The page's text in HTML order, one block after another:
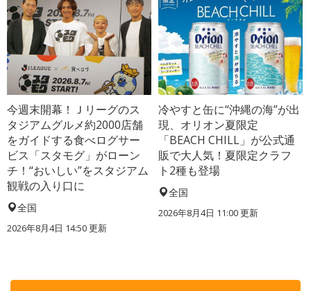
今週末開幕！Ｊリーグのス
タジアムグルメ約2000店舗
をガイドする食べログサー
ビス「スタモグ」がローン
チ！“おいしい”をスタジアム
観戦の入り口に
全国
2026年8月4日 14:50更新
冷やすと缶に“沖縄の海”が出
現、オリオン夏限定
「BEACH CHILL」が公式通
販で大人気！夏限定クラフ
ト2種も登場
全国
2026年8月4日 11:00更新